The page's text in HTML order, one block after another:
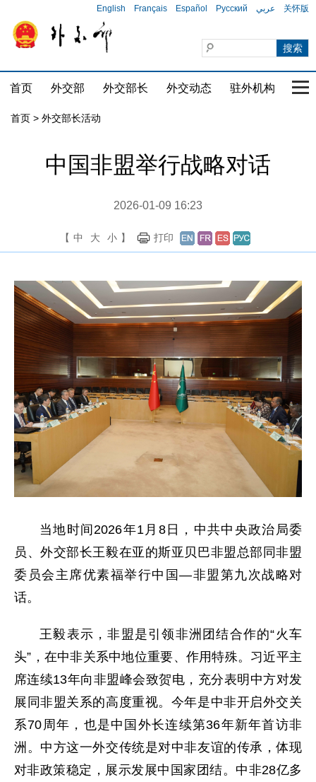
English Français Español Русский عربي 关怀版
首页 外交部 外交部长 外交动态 驻外机构 国
首页 > 外交部长活动
中国非盟举行战略对话
2026-01-09 16:23
【 中 大 小 】 打印
当地时间2026年1月8日，中共中央政治局委
员、外交部长王毅在亚的斯亚贝巴非盟总部同非盟
委员会主席优素福举行中国—非盟第九次战略对
话。
王毅表示，非盟是引领非洲团结合作的“火车
头”，在中非关系中地位重要、作用特殊。习近平主
席连续13年向非盟峰会致贺电，充分表明中方对发
展同非盟关系的高度重视。今年是中非开启外交关
系70周年，也是中国外长连续第36年新年首访非
洲。中方这一外交传统是对中非友谊的传承，体现
对非政策稳定，展示发展中国家团结。中非28亿多